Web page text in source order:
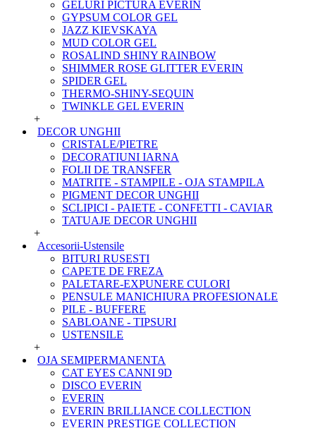
GELURI PICTURA EVERIN
GYPSUM COLOR GEL
JAZZ KIEVSKAYA
MUD COLOR GEL
ROSALIND SHINY RAINBOW
SHIMMER ROSE GLITTER EVERIN
SPIDER GEL
THERMO-SHINY-SEQUIN
TWINKLE GEL EVERIN
+
DECOR UNGHII
CRISTALE/PIETRE
DECORATIUNI IARNA
FOLII DE TRANSFER
MATRITE - STAMPILE - OJA STAMPILA
PIGMENT DECOR UNGHII
SCLIPICI - PAIETE - CONFETTI - CAVIAR
TATUAJE DECOR UNGHII
+
Accesorii-Ustensile
BITURI RUSESTI
CAPETE DE FREZA
PALETARE-EXPUNERE CULORI
PENSULE MANICHIURA PROFESIONALE
PILE - BUFFERE
SABLOANE - TIPSURI
USTENSILE
+
OJA SEMIPERMANENTA
CAT EYES CANNI 9D
DISCO EVERIN
EVERIN
EVERIN BRILLIANCE COLLECTION
EVERIN PRESTIGE COLLECTION